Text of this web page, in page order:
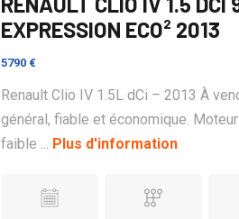
EXPRESSION ECO² 2013
5790 €
Renault Clio IV 1.5L dCi – 2013 À
général, fiable et économique.
faible ... Plus d'information